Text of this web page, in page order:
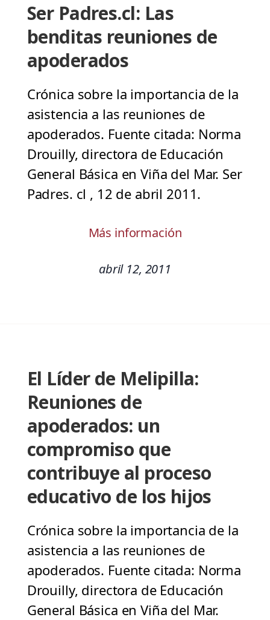
Ser Padres.cl: Las
benditas reuniones de
apoderados
Crónica sobre la importancia de la
asistencia a las reuniones de
apoderados. Fuente citada: Norma
Drouilly, directora de Educación
General Básica en Viña del Mar. Ser
Padres. cl , 12 de abril 2011.
Más información
abril 12, 2011
El Líder de Melipilla:
Reuniones de
apoderados: un
compromiso que
contribuye al proceso
educativo de los hijos
Crónica sobre la importancia de la
asistencia a las reuniones de
apoderados. Fuente citada: Norma
Drouilly, directora de Educación
General Básica en Viña del Mar.